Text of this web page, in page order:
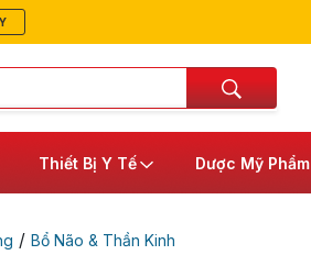
Thiết Bị Y Tế Dược Mỹ Phẩm
/ Bổ Não & Thần Kinh